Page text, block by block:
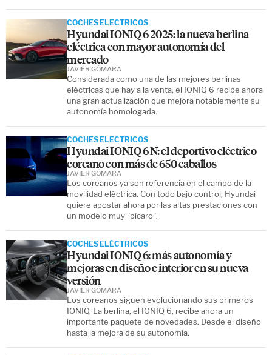
COCHES ELÉCTRICOS
Hyundai IONIQ 6 2025: la nueva berlina
eléctrica con mayor autonomía del
mercado
Considerada como una de las mejores berlinas
eléctricas que hay a la venta, el IONIQ 6 recibe ahora
una gran actualización que mejora notablemente su
autonomía homologada.
JAVIER GÓMARA
COCHES ELÉCTRICOS
Hyundai IONIQ 6 N: el deportivo eléctrico
coreano con más de 650 caballos
Los coreanos ya son referencia en el campo de la
movilidad eléctrica. Con todo bajo control, Hyundai
quiere apostar ahora por las altas prestaciones con
un modelo muy "pícaro".
JAVIER GÓMARA
COCHES ELÉCTRICOS
Hyundai IONIQ 6: más autonomía y
mejoras en diseño e interior en su nueva
versión
Los coreanos siguen evolucionando sus primeros
IONIQ. La berlina, el IONIQ 6, recibe ahora un
importante paquete de novedades. Desde el diseño
hasta la mejora de su autonomía.
JAVIER GÓMARA